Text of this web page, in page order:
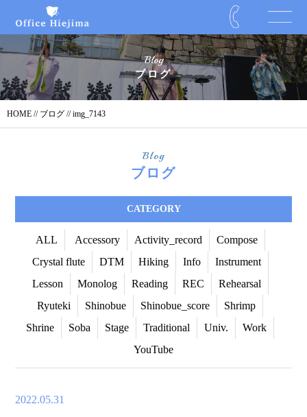
Blog
ブログ
HOME // ブログ // img_7143
Blog
ブログ
CATEGORY
ALL Accessory Activity_record
Compose
Crystal flute
DTM Hiking Info
Instrument
Lesson
Monolog Reading REC
Rehearsal
Ryuteki
Shinobue Shinobue_score
Shrimp
Shrine
Soba Stage Traditional Univ.
Work
YouTube
2022.05.31